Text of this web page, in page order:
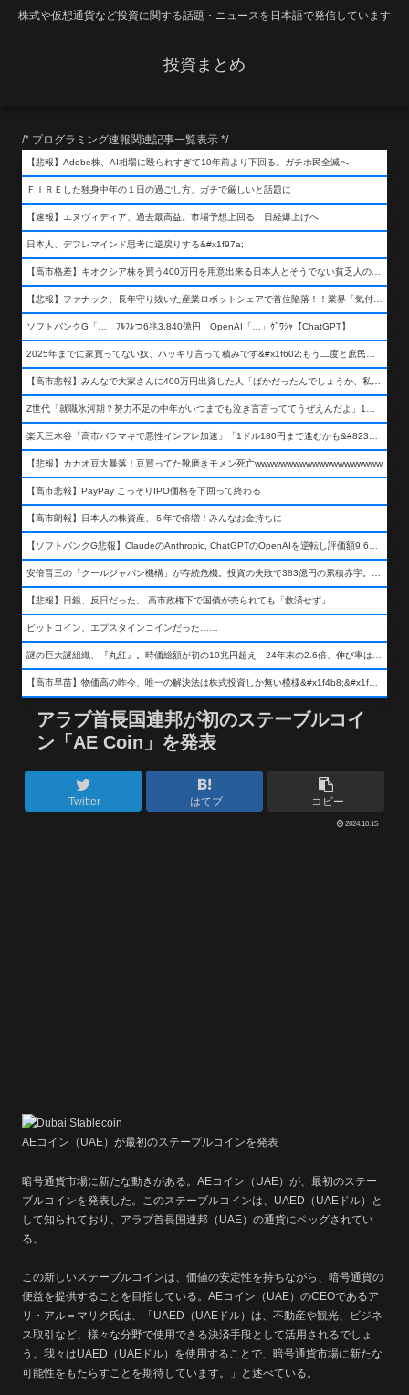
株式や仮想通貨など投資に関する話題・ニュースを日本語で発信しています
投資まとめ
/* プログラミング速報関連記事一覧表示 */
【悲報】Adobe株、AI相場に殴られすぎて10年前より下回る。ガチホ民全滅へ
ＦＩＲＥした独身中年の１日の過ごし方、ガチで厳しいと話題に
【速報】エヌヴィディア、過去最高益。市場予想上回る 日経爆上げへ
日本人、デフレマインド思考に逆戻りする&#x1f97a;
【高市格差】キオクシア株を買う400万円を用意出来る日本人とそうでない貧乏人の差が超広まるって事よ
【悲報】ファナック、長年守り抜いた産業ロボットシェアで首位陥落！！業界「気付いたら一気に抜かれていた…」
ソフトバンクG「…」ﾌﾙﾌﾙつ6兆3,840億円 OpenAI「…」ｸﾞﾜｼｬ【ChatGPT】
2025年までに家買ってない奴、ハッキリ言って積みです&#x1f602;もう二度と庶民が買える値段になりません&#x1f602;&#x1f602;&#x1f602;
【高市悲報】みんなで大家さんに400万円出資した人「ばかだったんでしょうか、私は&#x1f622;」
Z世代「就職氷河期？努力不足の中年がいつまでも泣き言言っててうぜえんだよ」1万いいね
楽天三木谷「高市バラマキで悪性インフレ加速」「1ドル180円まで進むかも&#8230;もう看過できない」
【悲報】カカオ豆大暴落！豆買ってた靴磨きモメン死亡wwwwwwwwwwwwwwwwwwww
【高市悲報】PayPay こっそりIPO価格を下回って終わる
【高市朗報】日本人の株資産、５年で倍増！みんなお金持ちに
【ソフトバンクG悲報】ClaudeのAnthropic, ChatGPTのOpenAIを逆転し評価額9,650億ドル (約154兆円) の世界一価値あるAI企業に……
安倍晋三の「クールジャパン機構」が存続危機。投資の失敗で383億円の累積赤字。2025年度決算も大赤字の可能性。責任の所在はウヤムヤ
【悲報】日銀、反日だった。 高市政権下で国債が売られても「救済せず」
ビットコイン、エプスタインコインだった……
謎の巨大謎組織、『丸紅』。時価総額が初の10兆円超え 24年末の2.6倍、伸び率は謎組織首位
【高市早苗】物価高の昨今、唯一の解決法は株式投資しか無い模様&#x1f4b8;&#x1f4b8;&#x1f4b8;
アラブ首長国連邦が初のステーブルコイ
ン「AE Coin」を発表
Twitter はてブ コピー
2024.10.15
AEコイン（UAE）が最初のステーブルコインを発表
暗号通貨市場に新たな動きがある。AEコイン（UAE）が、最初のステー
ブルコインを発表した。このステーブルコインは、UAED（UAEドル）と
して知られており、アラブ首長国連邦（UAE）の通貨にペッグされてい
る。
この新しいステーブルコインは、価値の安定性を持ちながら、暗号通貨の
便益を提供することを目指している。AEコイン（UAE）のCEOであるア
リ・アル＝マリク氏は、「UAED（UAEドル）は、不動産や観光、ビジネ
ス取引など、様々な分野で使用できる決済手段として活用されるでしょ
う。我々はUAED（UAEドル）を使用することで、暗号通貨市場に新たな
可能性をもたらすことを期待しています。」と述べている。